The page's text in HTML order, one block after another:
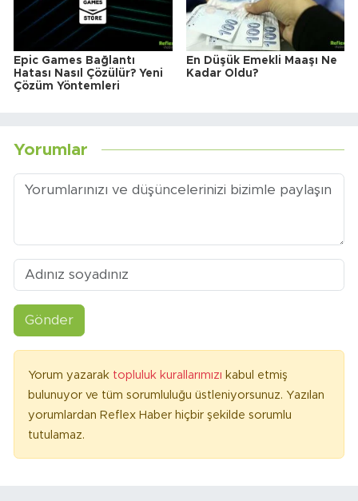
Epic Games Bağlantı
Hatası Nasıl Çözülür? Yeni
Çözüm Yöntemleri
En Düşük Emekli Maaşı Ne
Kadar Oldu?
Yorumlar
Gönder
Yorum yazarak topluluk kurallarımızı kabul etmiş
bulunuyor ve tüm sorumluluğu üstleniyorsunuz. Yazılan
yorumlardan Reflex Haber hiçbir şekilde sorumlu
tutulamaz.